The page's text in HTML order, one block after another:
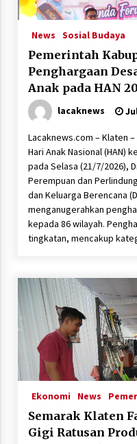
News Sosial Budaya
Pemerintah
Penghargaan
Anak pada HAN
lacaknews
Lacaknews.com – Klaten
Hari Anak Nasional (HAN)
pada Selasa (21/7/2026),
Perempuan dan
dan Keluarga Berencana
menganugerahkan
kepada 86 wilayah.
tingkatan, mencakup
Ekonomi News
Semarak Klaten
Gigi Ratusan